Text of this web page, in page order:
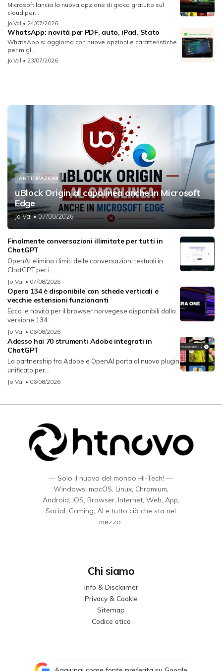
Microsoft lancia la nuova opzione di gioco gratuito sul
cloud per...
Jo Val • 24/07/2026
WhatsApp: novità per PDF, auto, iPad, Stato
WhatsApp si aggiorna con nuove opzioni e caratteristiche
per migl...
Jo Val • 23/07/2026
ANTICIPAZIONI
uBlock Origin al capolinea anche in Microsoft
Edge
Jo Val• 07/08/2026
Finalmente conversazioni illimitate per tutti in
ChatGPT
OpenAI elimina i limiti delle conversazioni testuali in
ChatGPT per i...
Jo Val • 07/08/2026
Opera 134 è disponibile con schede verticali e
vecchie estensioni funzionanti
Ecco le novità per il browser norvegese disponibili dalla
versione 134...
Jo Val • 06/08/2026
Adesso hai 70 strumenti Adobe integrati in
ChatGPT
La partnership fra Adobe e OpenAI porta al nuovo plugin
unificato per...
Jo Val • 06/08/2026
— Solo il nuovo del mondo Hi-Tech! —
Windows, macOS, Linux, Chromium,
Android, iOS, Browser, Internet, Web, App,
Social, Gaming, AI e tutto ciò che sta nel
mezzo.
Chi siamo
Info & Disclaimer
Privacy & Cookie
Sitemap
Codice etico